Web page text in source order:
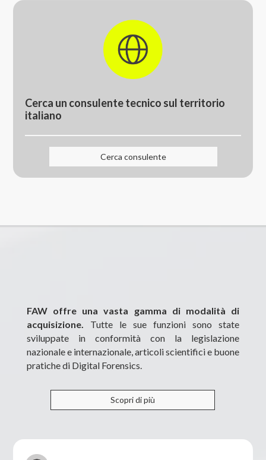
Cerca un consulente tecnico sul territorio
italiano
Cerca consulente
FAW offre una vasta gamma di modalità di
acquisizione. Tutte le sue funzioni sono state
sviluppate in conformità con la legislazione
nazionale e internazionale, articoli scientifici e buone
pratiche di Digital Forensics.
Scopri di più